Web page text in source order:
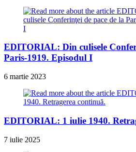
EDITORIAL: Din culisele
Paris-1919. Episodul I
6 martie 2023
EDITORIAL: 1 iulie 1940.
7 iulie 2025